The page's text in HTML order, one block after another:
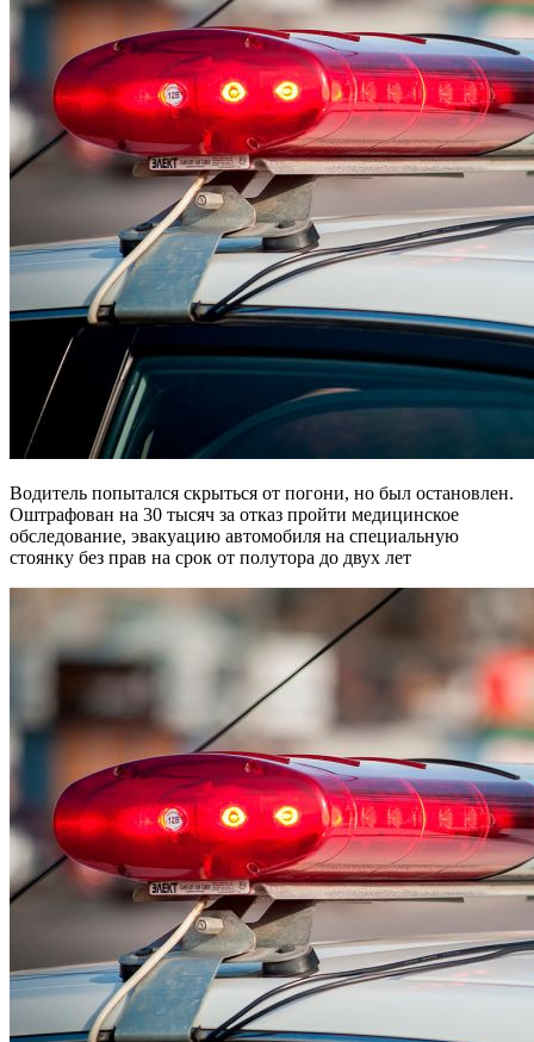
Водитель попытался скрыться от погони, но был остановлен.
Оштрафован на 30 тысяч за отказ пройти медицинское
обследование, эвакуацию автомобиля на специальную
стоянку без прав на срок от полутора до двух лет